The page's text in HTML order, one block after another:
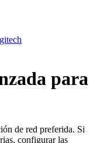
para
de red preferida. Si
configurar las